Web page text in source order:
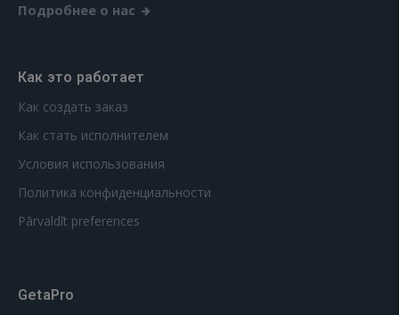
Подробнее о нас
Как это работает
Как создать заказ
Как стать исполнителем
Условия использования
Политика конфиденциальности
Pārvaldīt preferences
GetaPro